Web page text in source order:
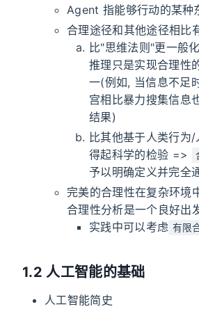
Agent 指能够行动的某种
合理途径和其他途径相比
比"思维法则"更一般
推理只是实现合理性
一(例如, 当信息不足
宫相比暴力搜集信息
结果)
比其他基于人类行为
得起科学的检验 =>
予以明确定义并完全
完美的合理性在复杂环境
合理性分析是一个良好出
实践中可以考虑 有限
1.2 人工智能的基础
人工智能简史